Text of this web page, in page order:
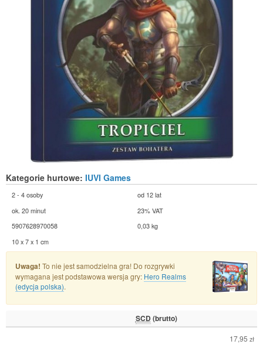
Kategorie hurtowe: IUVI Games
2 - 4 osoby
od 12 lat
ok. 20 minut
23% VAT
5907628970058
0,03 kg
10 x 7 x 1 cm
Uwaga! To nie jest samodzielna gra! Do rozgrywki
wymagana jest podstawowa wersja gry: Hero Realms
(edycja polska).
SCD (brutto)
17,95 zł